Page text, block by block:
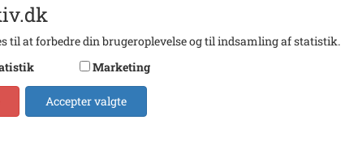
til at forbedre din brugeroplevelse og til indsamling af statistik.
Marketing
Accepter valgte